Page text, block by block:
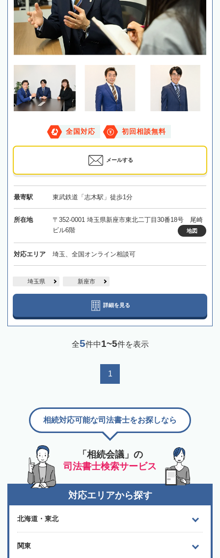
全国対応 初回相談無料
メールする
最寄駅 東武鉄道「志木駅」徒歩1分
所在地
〒352-0001 埼玉県新座市東北二丁目30番18号 尾崎
ビル6階
地図
対応エリア 埼玉、全国オンライン相談可
埼玉県 新座市
詳細を見る
全5件中1~5件を表示
1
「相続会議」の
司法書士検索サービス
相続対応可能な司法書士をお探しなら
対応エリアから探す
北海道・東北
関東